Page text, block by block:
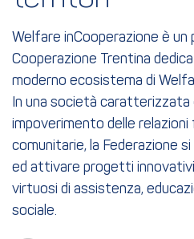
Welfare inCooperazione è
Cooperazione Trentina
moderno ecosistema di
In una società caratterizzata
impoverimento delle relazioni
comunitarie, la Federazione
ed attivare progetti
virtuosi di assistenza,
sociale.